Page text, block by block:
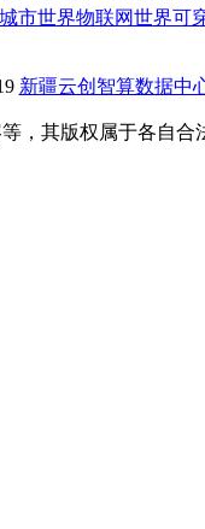
市世界物联网世界可
新疆云创智算数据中
，其版权属于各自合